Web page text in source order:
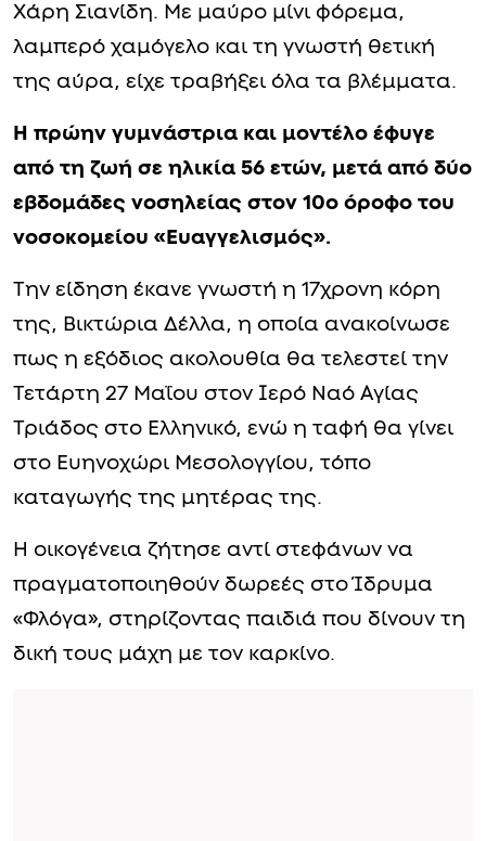
Χάρη Σιανίδη. Με μαύρο μίνι φόρεμα,
λαμπερό χαμόγελο και τη γνωστή θετική
της αύρα, είχε τραβήξει όλα τα βλέμματα.
Η πρώην γυμνάστρια και μοντέλο έφυγε
από τη ζωή σε ηλικία 56 ετών, μετά από δύο
εβδομάδες νοσηλείας στον 10ο όροφο του
νοσοκομείου «Ευαγγελισμός».
Την είδηση έκανε γνωστή η 17χρονη κόρη
της, Βικτώρια Δέλλα, η οποία ανακοίνωσε
πως η εξόδιος ακολουθία θα τελεστεί την
Τετάρτη 27 Μαΐου στον Ιερό Ναό Αγίας
Τριάδος στο Ελληνικό, ενώ η ταφή θα γίνει
στο Ευηνοχώρι Μεσολογγίου, τόπο
καταγωγής της μητέρας της.
Η οικογένεια ζήτησε αντί στεφάνων να
πραγματοποιηθούν δωρεές στο Ίδρυμα
«Φλόγα», στηρίζοντας παιδιά που δίνουν τη
δική τους μάχη με τον καρκίνο.